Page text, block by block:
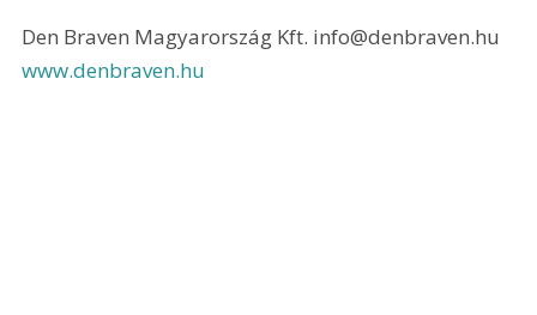
Den Braven Magyarország Kft. info@denbraven.hu
www.denbraven.hu